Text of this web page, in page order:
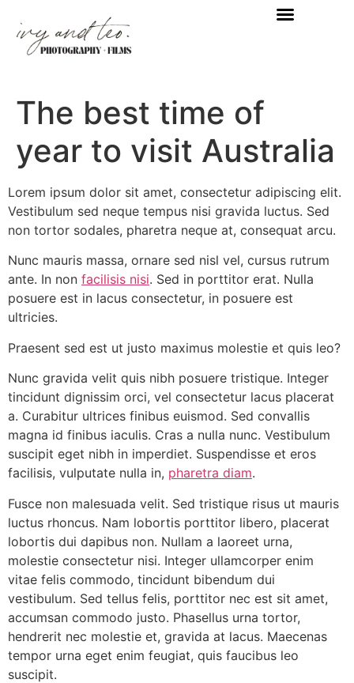
The best time of
year to visit Australia
Lorem ipsum dolor sit amet, consectetur adipiscing elit.
Vestibulum sed neque tempus nisi gravida luctus. Sed
non tortor sodales, pharetra neque at, consequat arcu.
Nunc mauris massa, ornare sed nisl vel, cursus rutrum
ante. In non facilisis nisi. Sed in porttitor erat. Nulla
posuere est in lacus consectetur, in posuere est
ultricies.
Praesent sed est ut justo maximus molestie et quis leo?
Nunc gravida velit quis nibh posuere tristique. Integer
tincidunt dignissim orci, vel consectetur lacus placerat
a. Curabitur ultrices finibus euismod. Sed convallis
magna id finibus iaculis. Cras a nulla nunc. Vestibulum
suscipit eget nibh in imperdiet. Suspendisse et eros
facilisis, vulputate nulla in, pharetra diam.
Fusce non malesuada velit. Sed tristique risus ut mauris
luctus rhoncus. Nam lobortis porttitor libero, placerat
lobortis dui dapibus non. Nullam a laoreet urna,
molestie consectetur nisi. Integer ullamcorper enim
vitae felis commodo, tincidunt bibendum dui
vestibulum. Sed tellus felis, porttitor nec est sit amet,
accumsan commodo justo. Phasellus urna tortor,
hendrerit nec molestie et, gravida at lacus. Maecenas
tempor urna eget enim feugiat, quis faucibus leo
suscipit.